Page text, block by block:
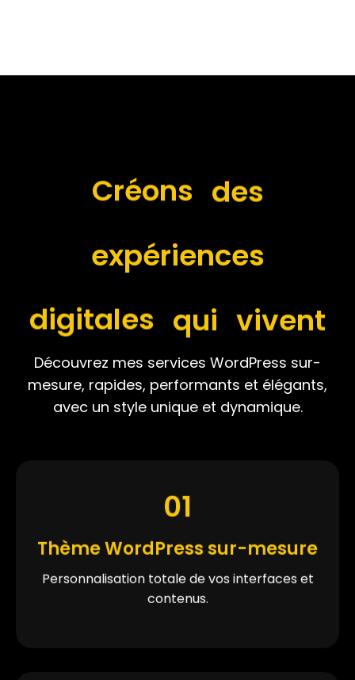
Créons des
expériences
digitales qui vivent
Découvrez mes services WordPress sur-
mesure, rapides, performants et élégants,
avec un style unique et dynamique.
01
Thème WordPress sur-mesure
Personnalisation totale de vos interfaces et
contenus.